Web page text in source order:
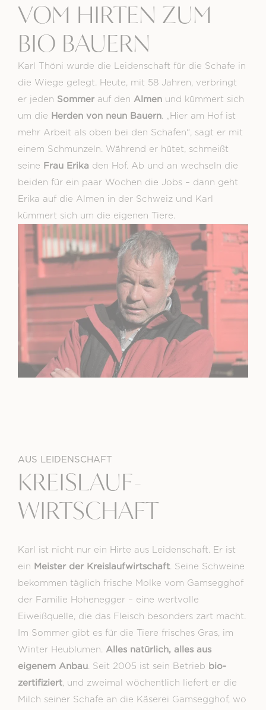
VOM HIRTEN ZUM
BIO BAUERN
Karl Thöni wurde die Leidenschaft für die Schafe in
die Wiege gelegt. Heute, mit 58 Jahren, verbringt
er jeden Sommerauf den Almenund kümmert sich
um die Herden von neun Bauern. „Hier am Hof ist
mehr Arbeit als oben bei den Schafen“, sagt er mit
einem Schmunzeln. Während er hütet, schmeißt
seine Frau Erika den Hof. Ab und an wechseln die
beiden für ein paar Wochen die Jobs – dann geht
Erika auf die Almen in der Schweiz und Karl
kümmert sich um die eigenen Tiere.
AUS LEIDENSCHAFT
KREISLAUF­
WIRTSCHAFT
Karl ist nicht nur ein Hirte aus Leidenschaft. Er ist
ein Meister der Kreislaufwirtschaft. Seine Schweine
bekommen täglich frische Molke vom Gamsegghof
der Familie Hohenegger – eine wertvolle
Eiweißquelle, die das Fleisch besonders zart macht.
Im Sommer gibt es für die Tiere frisches Gras, im
Winter Heublumen. Alles natürlich, alles aus
eigenem Anbau. Seit 2005 ist sein Betrieb bio-
zertifiziert, und zweimal wöchentlich liefert er die
Milch seiner Schafe an die Käserei Gamsegghof, wo